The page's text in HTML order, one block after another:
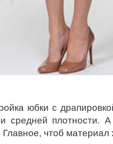
юбки с
средней плотности.
Главное, чтоб